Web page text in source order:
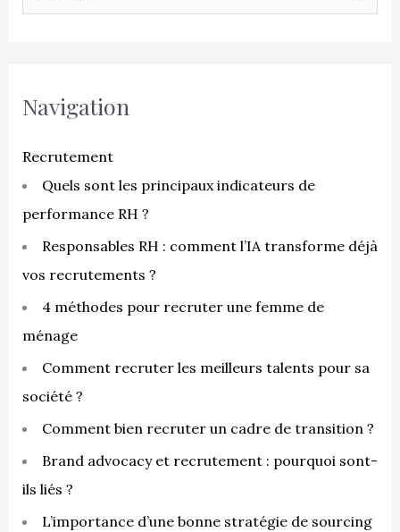
e
e
c
h
e
Navigation
Recrutement
Quels sont les principaux indicateurs de
performance RH ?
Responsables RH : comment l’IA transforme déjà
vos recrutements ?
4 méthodes pour recruter une femme de
ménage
Comment recruter les meilleurs talents pour sa
société ?
Comment bien recruter un cadre de transition ?
Brand advocacy et recrutement : pourquoi sont-
ils liés ?
L’importance d’une bonne stratégie de sourcing